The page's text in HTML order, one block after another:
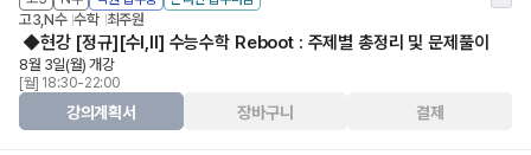
고3,N수 수학 최주원
◆현강 [정규][수I,II] 수능수학 Reboot : 주제별 총정리 및 문제풀이
8월 3일(월) 개강
[월] 18:30-22:00
강의계획서 장바구니 결제